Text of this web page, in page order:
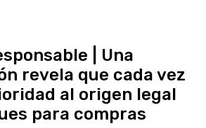
| Una
revela que cada vez
al origen legal
para compras